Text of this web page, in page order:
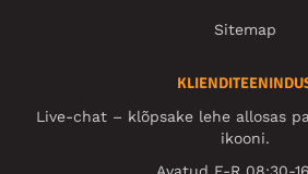
Sitemap
Live-chat – klõpsake lehe allosas
ikooni.